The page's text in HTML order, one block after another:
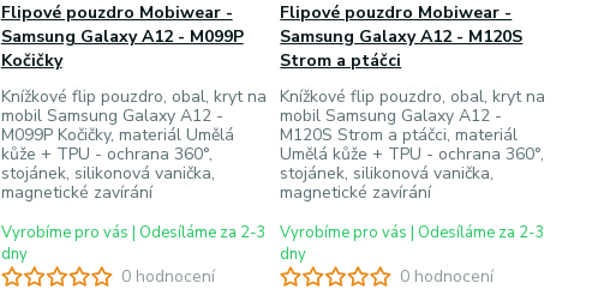
0 hodnocení
Flipové pouzdro Mobiwear -
Samsung Galaxy A12 - M099P
Kočičky
Knížkové flip pouzdro, obal, kryt na
mobil Samsung Galaxy A12 -
M099P Kočičky, materiál Umělá
kůže + TPU - ochrana 360°,
stojánek, silikonová vanička,
magnetické zavírání
Vyrobíme pro vás | Odesíláme za 2-3
dny
0 hodnocení
Flipové pouzdro Mobiwear -
Samsung Galaxy A12 - M120S
Strom a ptáčci
Knížkové flip pouzdro, obal, kryt na
mobil Samsung Galaxy A12 -
M120S Strom a ptáčci, materiál
Umělá kůže + TPU - ochrana 360°,
stojánek, silikonová vanička,
magnetické zavírání
Vyrobíme pro vás | Odesíláme za 2-3
dny